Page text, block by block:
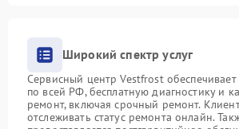
Широкий спектр услуг
Сервисный центр Vestfrost обеспечивает
по всей РФ, бесплатную диагностику и
ремонт, включая срочный ремонт.
отслеживать статус ремонта онлайн.